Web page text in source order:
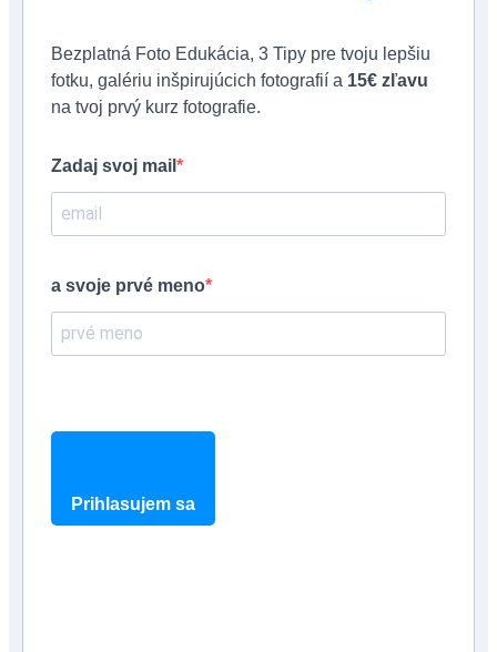
Bezplatná Foto Edukácia, 3 Tipy pre tvoju lepšiu
fotku, galériu inšpirujúcich fotografií a 15€ zľavu
na tvoj prvý kurz fotografie.
Zadaj svoj mail
a svoje prvé meno
Prihlasujem sa